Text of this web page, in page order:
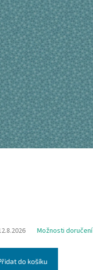
Možnosti doručení
do košíku